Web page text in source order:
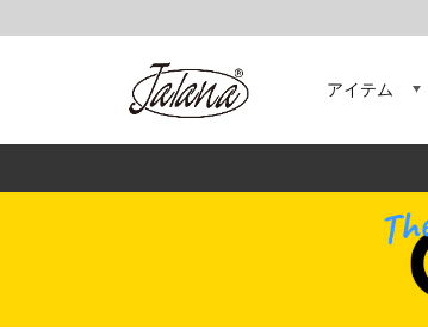
アイテム